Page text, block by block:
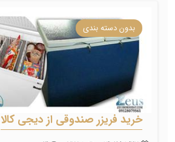
بدون دسته بندی
خرید فریزر صندوقی از دیجی کالا